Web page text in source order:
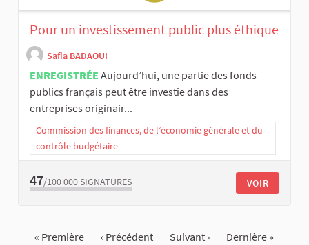
Pour un investissement public plus éthique
Safia BADAOUI
ENREGISTRÉE Aujourd’hui, une partie des fonds
publics français peut être investie dans des
entreprises originair...
Commission des finances, de l’économie générale et du
contrôle budgétaire
47/100 000 SIGNATURES VOIR
« Première ‹ Précédent Suivant › Dernière »